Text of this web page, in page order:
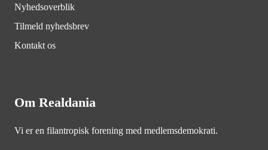
Nyhedsoverblik
Tilmeld nyhedsbrev
Kontakt os
Om Realdania
Vi er en filantropisk forening med medlemsdemokrati.